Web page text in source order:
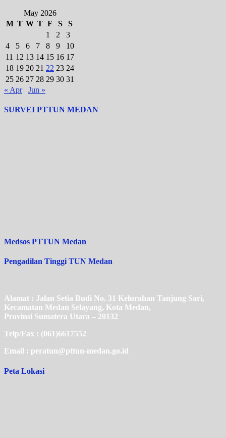
May 2026
M T W T F S
S
1
2
3
4
5 6 7 8 9
10
11 12 13 14 15 16 17
18 19 20 21 22 23 24
25 26 27 28 29 30 31
« Apr
Jun »
SURVEI PTTUN MEDAN
Medsos PTTUN Medan
Pengadilan Tinggi TUN Medan
Alamat : Jalan Setia Budi No. 31 Kelurahan Tanjung Sari,
Kecamatan Medan Selayang, Kota Medan,
Provinsi Sumatera Utara – 20132
Telp/Fax : (061)6617552
Email : peratun@pttun-medan.go.id
Peta Lokasi